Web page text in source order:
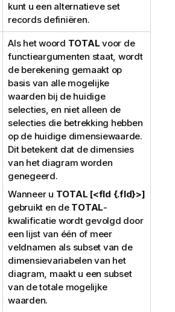
kunt u een alternatieve set
records definiëren.
Als het woord TOTAL voor de
functieargumenten staat, wordt
de berekening gemaakt op
basis van alle mogelijke
waarden bij de huidige
selecties, en niet alleen de
selecties die betrekking hebben
op de huidige dimensiewaarde.
Dit betekent dat de dimensies
van het diagram worden
genegeerd.
Wanneer u TOTAL [<fld {.fld}>]
gebruikt en de TOTAL-
kwalificatie wordt gevolgd door
een lijst van één of meer
veldnamen als subset van de
dimensievariabelen van het
diagram, maakt u een subset
van de totale mogelijke
waarden.